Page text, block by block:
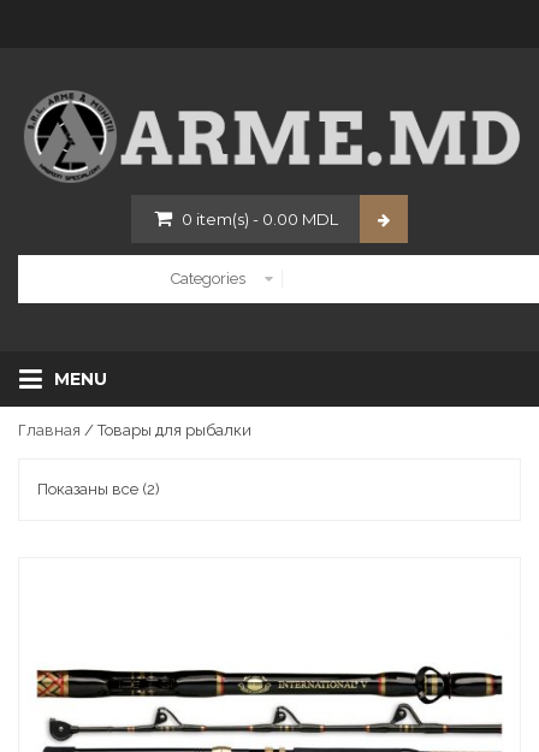
0 item(s) - 0.00 MDL
MENU
Главная / Товары для рыбалки
Показаны все (2)